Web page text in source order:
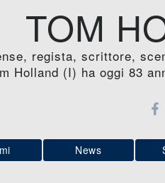
TOM
regista, scrittore,
Holland (I) ha oggi 83
News